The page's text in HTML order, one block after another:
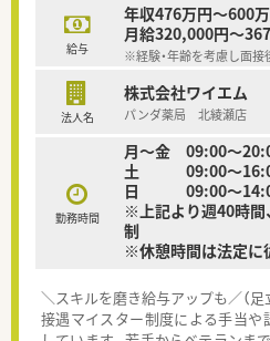
給与
年収476万円～600
月給320,000円～
※経験・年齢を考慮し面接
法人名
株式会社ワイエム
パンダ薬局 北綾瀬店
勤務時間
月～金 09:00～
土 09:00～
日 09:00～
※上記より週40時間
制
※休憩時間は法定に
＼スキルを磨き給与アップも／（足
接遇マイスター制度による手当